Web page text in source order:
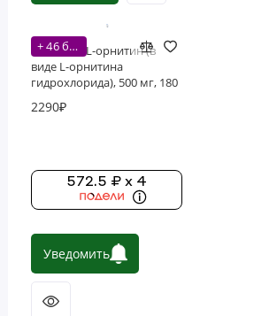
+ 46 бонусов
Nutricost, L-орнитин (в
виде L-орнитина
гидрохлорида), 500 мг, 180
2290₽
572.5 ₽ x 4
Уведомить